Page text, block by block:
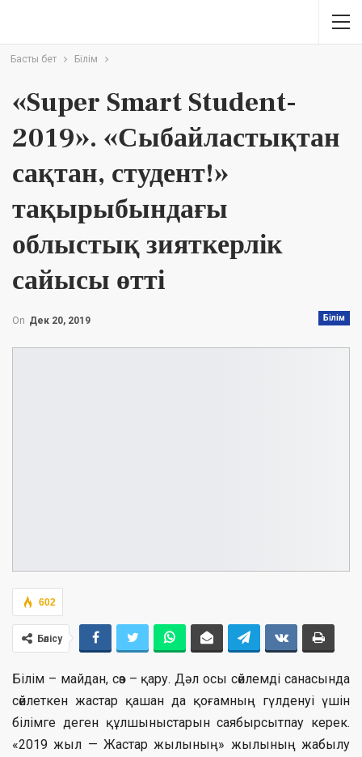
Басты бет Білім
«Super Smart Student-
2019». «Сыбайластықтан
сақтан, студент!»
тақырыбындағы
облыстық зияткерлік
сайысы өтті
Білім
On Дек 20, 2019
602
Бөлісу
Білім – майдан, сөз – қару. Дәл осы сөйлемді санасында
сөйлеткен жастар қашан да қоғамның гүлденуі үшін
білімге деген құлшыныстарын саябырсытпау керек.
«2019 жыл — Жастар жылының» жылының жабылу